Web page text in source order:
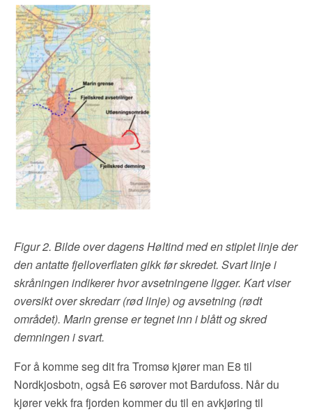
Figur 2. Bilde over dagens Høltind med en stiplet linje der
den antatte fjelloverflaten gikk før skredet. Svart linje i
skråningen indikerer hvor avsetningene ligger. Kart viser
oversikt over skredarr (rød linje) og avsetning (rødt
området). Marin grense er tegnet inn i blått og skred
demningen i svart.
For å komme seg dit fra Tromsø kjører man E8 til
Nordkjosbotn, også E6 sørover mot Bardufoss. Når du
kjører vekk fra fjorden kommer du til en avkjøring til